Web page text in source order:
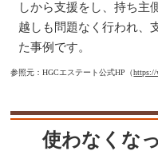
しから支援をし、持ち主
越しも問題なく行われ、
た事例です。
参照元：HGCエステート公式HP（https://
使わなくな